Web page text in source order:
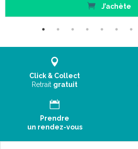
J’achète
Click & Collect
Retrait gratuit
Prendre
un rendez-vous